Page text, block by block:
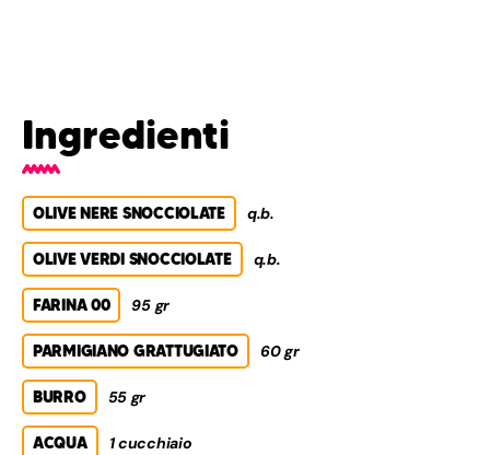
Ingredienti
OLIVE NERE SNOCCIOLATE q.b.
OLIVE VERDI SNOCCIOLATE q.b.
FARINA 00 95 gr
PARMIGIANO GRATTUGIATO 60 gr
BURRO 55 gr
ACQUA 1 cucchiaio